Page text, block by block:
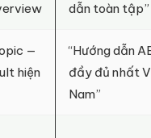
dẫn toàn tập”
—
hiện
“Hướng dẫn
đầy đủ nhất
Nam”